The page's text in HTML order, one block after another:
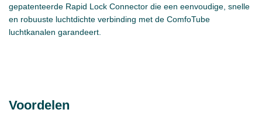
gepatenteerde Rapid Lock Connector die een eenvoudige, snelle
en robuuste luchtdichte verbinding met de ComfoTube
luchtkanalen garandeert.
Voordelen